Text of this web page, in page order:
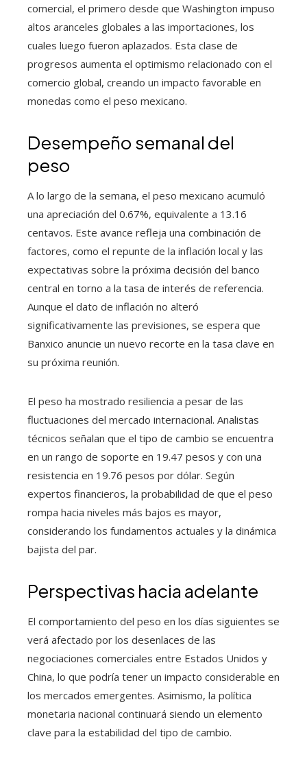
comercial, el primero desde que Washington impuso
altos aranceles globales a las importaciones, los
cuales luego fueron aplazados. Esta clase de
progresos aumenta el optimismo relacionado con el
comercio global, creando un impacto favorable en
monedas como el peso mexicano.
Desempeño semanal del
peso
A lo largo de la semana, el peso mexicano acumuló
una apreciación del 0.67%, equivalente a 13.16
centavos. Este avance refleja una combinación de
factores, como el repunte de la inflación local y las
expectativas sobre la próxima decisión del banco
central en torno a la tasa de interés de referencia.
Aunque el dato de inflación no alteró
significativamente las previsiones, se espera que
Banxico anuncie un nuevo recorte en la tasa clave en
su próxima reunión.
El peso ha mostrado resiliencia a pesar de las
fluctuaciones del mercado internacional. Analistas
técnicos señalan que el tipo de cambio se encuentra
en un rango de soporte en 19.47 pesos y con una
resistencia en 19.76 pesos por dólar. Según
expertos financieros, la probabilidad de que el peso
rompa hacia niveles más bajos es mayor,
considerando los fundamentos actuales y la dinámica
bajista del par.
Perspectivas hacia adelante
El comportamiento del peso en los días siguientes se
verá afectado por los desenlaces de las
negociaciones comerciales entre Estados Unidos y
China, lo que podría tener un impacto considerable en
los mercados emergentes. Asimismo, la política
monetaria nacional continuará siendo un elemento
clave para la estabilidad del tipo de cambio.